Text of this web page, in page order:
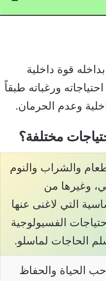
قوة داخلية
ورغباته طبقاً
وعدم الحرمان.
والشراب والنوم
وغيرها من
التي لاغنى عنها
الفسيولوجية
الحاجات لماسلو.
حب الحياة والحفاظ